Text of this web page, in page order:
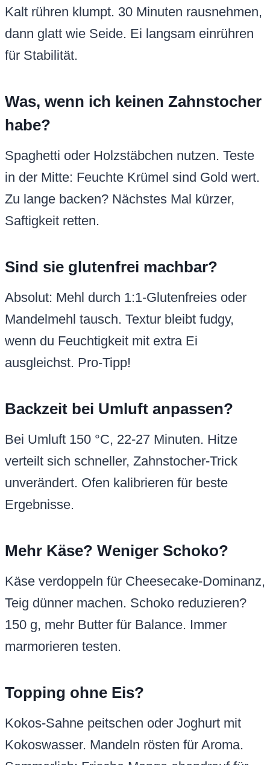
Kalt rühren klumpt. 30 Minuten rausnehmen,
dann glatt wie Seide. Ei langsam einrühren
für Stabilität.
Was, wenn ich keinen Zahnstocher
habe?
Spaghetti oder Holzstäbchen nutzen. Teste
in der Mitte: Feuchte Krümel sind Gold wert.
Zu lange backen? Nächstes Mal kürzer,
Saftigkeit retten.
Sind sie glutenfrei machbar?
Absolut: Mehl durch 1:1-Glutenfreies oder
Mandelmehl tausch. Textur bleibt fudgy,
wenn du Feuchtigkeit mit extra Ei
ausgleichst. Pro-Tipp!
Backzeit bei Umluft anpassen?
Bei Umluft 150 °C, 22-27 Minuten. Hitze
verteilt sich schneller, Zahnstocher-Trick
unverändert. Ofen kalibrieren für beste
Ergebnisse.
Mehr Käse? Weniger Schoko?
Käse verdoppeln für Cheesecake-Dominanz,
Teig dünner machen. Schoko reduzieren?
150 g, mehr Butter für Balance. Immer
marmorieren testen.
Topping ohne Eis?
Kokos-Sahne peitschen oder Joghurt mit
Kokoswasser. Mandeln rösten für Aroma.